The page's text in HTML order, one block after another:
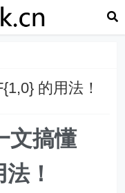
的用法！
文搞懂
！